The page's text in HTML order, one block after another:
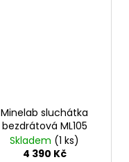
Minelab sluchátka
bezdrátová ML105
Skladem (1 ks)
4 390 Kč